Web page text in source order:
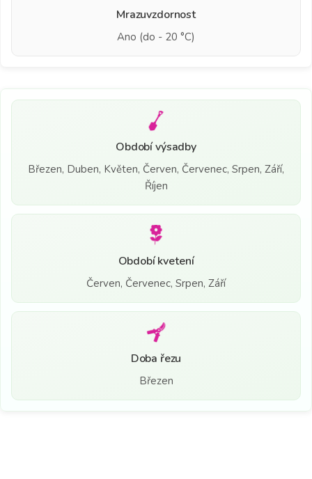
Mrazuvzdornost
Ano (do - 20 °C)
Období výsadby
Březen, Duben, Květen, Červen, Červenec, Srpen, Září,
Říjen
Období kvetení
Červen, Červenec, Srpen, Září
Doba řezu
Březen